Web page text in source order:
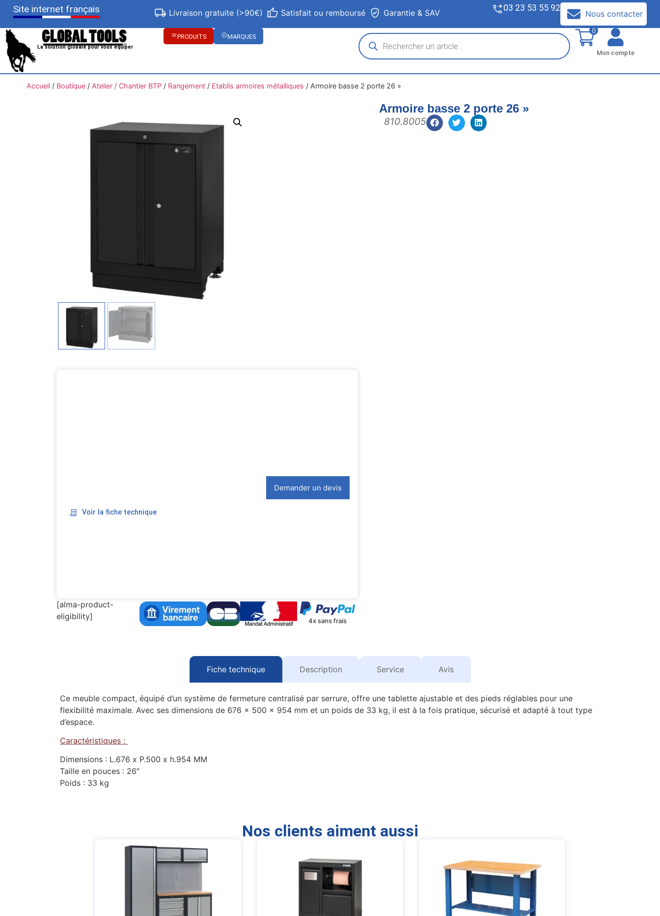
Site internet français Livraison gratuite (>90€) Satisfait ou remboursé Garantie & SAV 03 23 53 55 92
Nous contacter
La solution globale pour vous équiper
PRODUITS MARQUES
0
Mon compte
Accueil/ Boutique/ Atelier / Chantier BTP/ Rangement/ Etablis armoires métalliques / Armoire basse 2 porte 26 »
Armoire basse 2 porte 26 »
810.8005
Demander un devis
Voir la fiche technique
[alma-product-
eligibility]
4x sans frais
Fiche technique Description Service Avis
Ce meuble compact, équipé d’un système de fermeture centralisé par serrure, offre une tablette ajustable et des pieds réglables pour une
flexibilité maximale. Avec ses dimensions de 676 x 500 x 954 mm et un poids de 33 kg, il est à la fois pratique, sécurisé et adapté à tout type
d’espace.
Caractéristiques :
Dimensions : L.676 x P.500 x h.954 MM
Taille en pouces : 26″
Poids : 33 kg
Nos clients aiment aussi